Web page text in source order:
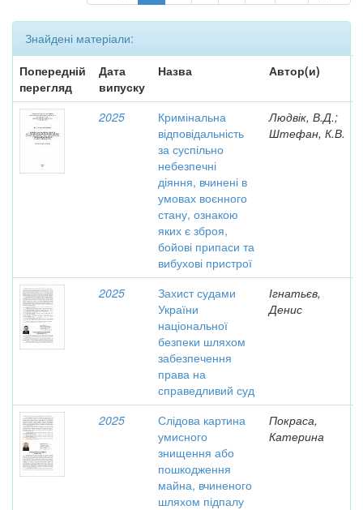
Знайдені матеріали:
Попередній
перегляд
Дата
випуску
Назва Автор(и)
2025
Кримінальна
відповідальність
за суспільно
небезпечні
діяння, вчинені в
умовах воєнного
стану, ознакою
яких є зброя,
бойові припаси та
вибухові пристрої
Людвік, В.Д.;
Штефан, К.В.
2025
Захист судами
України
національної
безпеки шляхом
забезпечення
права на
справедливий суд
Ігнатьєв,
Денис
2025
Слідова картина
умисного
знищення або
пошкодження
майна, вчиненого
шляхом підпалу
Покраса,
Катерина